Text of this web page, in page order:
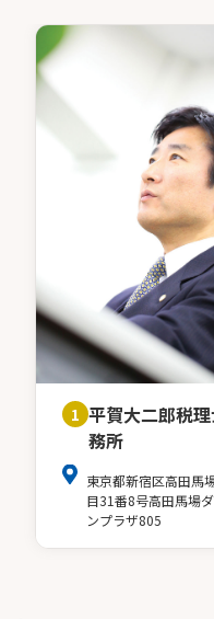
1 平賀大二郎税
務所
東京都新宿区高田馬
目31番8号高田馬場
ンプラザ805